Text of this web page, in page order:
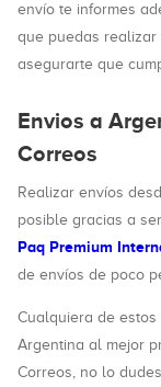
envío te informes
que puedas
asegurarte que
Envios a
Correos
Realizar envíos
posible gracias a
Paq Premium
de envíos de poco
Cualquiera de
Argentina al mejor
Correos, no lo